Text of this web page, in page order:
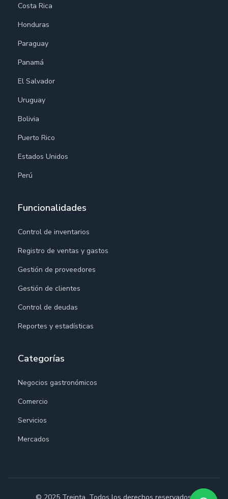
Costa Rica
Honduras
Paraguay
Panamá
El Salvador
Uruguay
Bolivia
Puerto Rico
Estados Unidos
Perú
Funcionalidades
Control de inventarios
Registro de ventas y gastos
Gestión de proveedores
Gestión de clientes
Control de deudas
Reportes y estadísticas
Categorías
Negocios gastronómicos
Comercio
Servicios
Mercados